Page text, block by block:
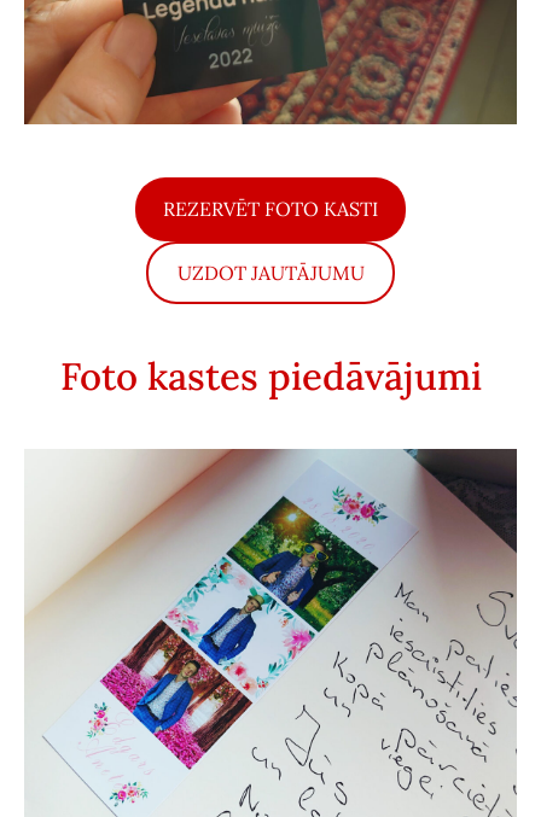
​REZERVĒT FOTO KASTI​
​UZDOT JAUTĀJUMU​
Foto kastes piedāvājumi